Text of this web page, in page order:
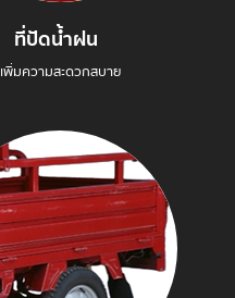
ที่ปัดน้ำฝน
เพิ่มความสะดวกสบาย